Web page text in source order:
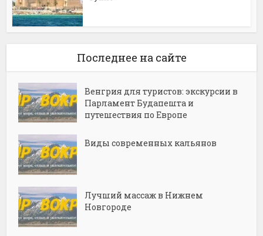
Последнее на сайте
Венгрия для туристов: экскурсии в
Парламент Будапешта и
путешествия по Европе
Виды современных кальянов
Лучший массаж в Нижнем
Новгороде